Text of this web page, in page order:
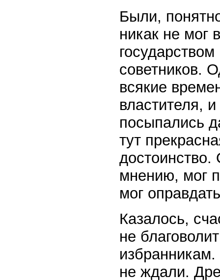
Были,
никак не мог
советников.
всякие
властителя,
посыпались
тут
мнению, мог
мог
Казалось,
не
не ждали.